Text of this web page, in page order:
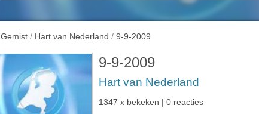
Gemist / Hart van Nederland / 9-9-2009
9-9-2009
Hart van Nederland
1347 x bekeken | 0 reacties